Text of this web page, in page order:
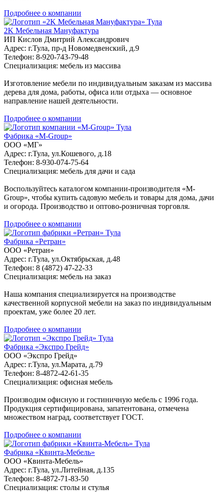
Подробнее о компании
Тула
2K Мебельная Мануфактура
ИП Кислов Дмитрий Александрович
Адрес: г.Тула, пр-д Новомедвенский, д.9
Телефон: 8-920-743-79-48
Специализация: мебель из массива
Изготовление мебели по индивидуальным заказам из массива
дерева для дома, работы, офиса или отдыха — основное
направление нашей деятельности.
Подробнее о компании
Тула
Фабрика «M-Group»
ООО «МГ»
Адрес: г.Тула, ул.Кошевого, д.18
Телефон: 8-930-074-75-64
Специализация: мебель для дачи и сада
Воспользуйтесь каталогом компании-производителя «M-
Group», чтобы купить садовую мебель и товары для дома, дачи
и огорода. Производство и оптово-розничная торговля.
Подробнее о компании
Тула
Фабрика «Ретран»
ООО «Ретран»
Адрес: г.Тула, ул.Октябрьская, д.48
Телефон: 8 (4872) 47-22-33
Специализация: мебель на заказ
Наша компания специализируется на производстве
качественной корпусной мебели на заказ по индивидуальным
проектам, уже более 20 лет.
Подробнее о компании
Тула
Фабрика «Экспро Грейд»
ООО «Экспро Грейд»
Адрес: г.Тула, ул.Марата, д.79
Телефон: 8-4872-42-61-35
Специализация: офисная мебель
Производим офисную и гостиничную мебель с 1996 года.
Продукция сертифицирована, запатентована, отмечена
множеством наград, соответствует ГOCT.
Подробнее о компании
Тула
Фабрика «Квинта-Мебель»
ООО «Квинта-Мебель»
Адрес: г.Тула, ул.Литейная, д.135
Телефон: 8-4872-71-83-50
Специализация: столы и стулья